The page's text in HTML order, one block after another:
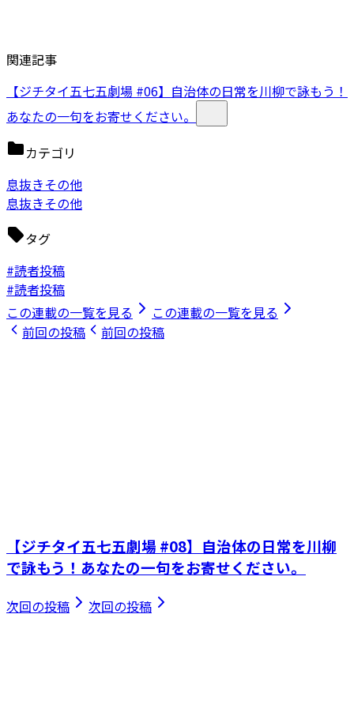
関連記事
【ジチタイ五七五劇場 #06】自治体の日常を川柳で詠もう！
あなたの一句をお寄せください。
カテゴリ
息抜きその他
息抜きその他
タグ
#読者投稿
#読者投稿
この連載の一覧を見る
この連載の一覧を見る
前回の投稿
前回の投稿
【ジチタイ五七五劇場 #08】自治体の日常を川柳
で詠もう！あなたの一句をお寄せください。
次回の投稿 次回の投稿